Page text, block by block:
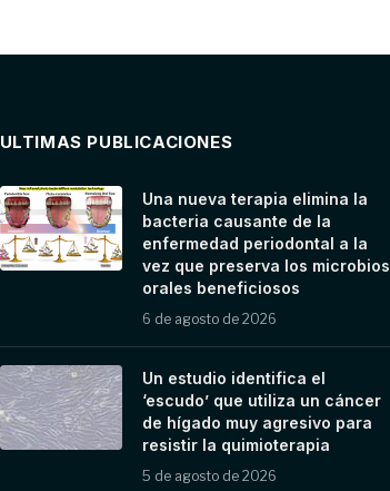
ULTIMAS PUBLICACIONES
Una nueva terapia elimina la
bacteria causante de la
enfermedad periodontal a la
vez que preserva los microbios
orales beneficiosos
6 de agosto de 2026
Un estudio identifica el
‘escudo’ que utiliza un cáncer
de hígado muy agresivo para
resistir la quimioterapia
5 de agosto de 2026